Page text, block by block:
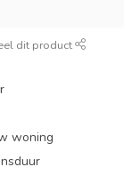
dit product
woning